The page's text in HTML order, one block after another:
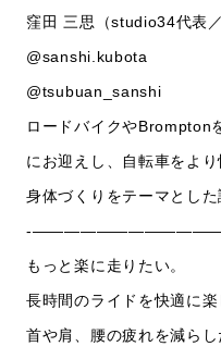
窪田 三思（studio34代表
@sanshi.kubota
@tsubuan_sanshi
ロードバイクやBrompton
にお迎えし、自転車をよ
身体づくりをテーマとし
-
もっと楽に走りたい。
長時間のライドを快適に楽
首や肩、腰の疲れを減らし